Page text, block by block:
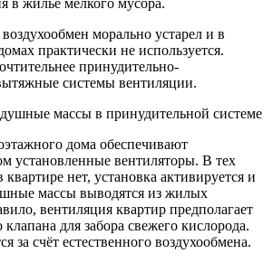
морально устарел и в
практически не используется.
принудительно-
системы вентиляции.
дома обеспечивают
установленные вентиляторы. В тех
квартире нет, установка активируется и
массы выводятся из жилых
вентиляция квартир предполагает
для забора свежего кислорода.
за счёт естественного воздухообмена.